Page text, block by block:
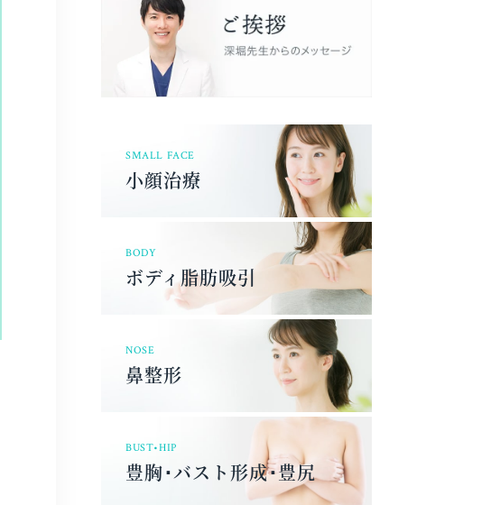
SMALL FACE
小顔治療
BODY
ボディ脂肪吸引
NOSE
鼻整形
BUST•HIP
豊胸･バスト形成･豊尻